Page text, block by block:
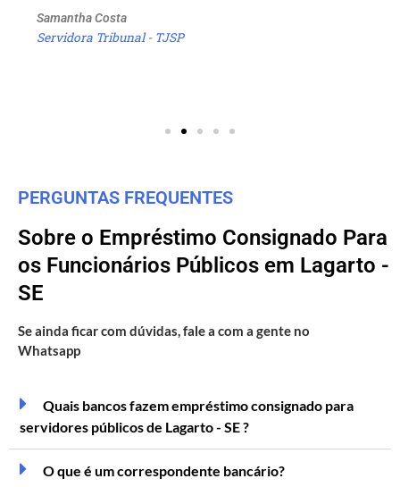
Samantha Costa
Servidora Tribunal - TJSP
PERGUNTAS FREQUENTES
Sobre o Empréstimo Consignado Para
os Funcionários Públicos em Lagarto -
SE
Se ainda ficar com dúvidas, fale a com a gente no
Whatsapp
Quais bancos fazem empréstimo consignado para
servidores públicos de Lagarto - SE ?
O que é um correspondente bancário?